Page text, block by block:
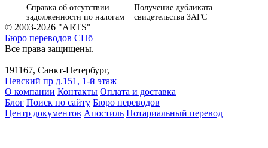
Справка об отсутствии
задолженности по налогам
Получение дубликата
свидетельства ЗАГС
© 2003-2026 "ARTS"
Бюро переводов СПб
Все права защищены.
191167, Санкт-Петербург,
Невский пр д.151, 1-й этаж
О компании Контакты Оплата и доставка
Блог Поиск по сайту Бюро переводов
Центр документов Апостиль Нотариальный перевод